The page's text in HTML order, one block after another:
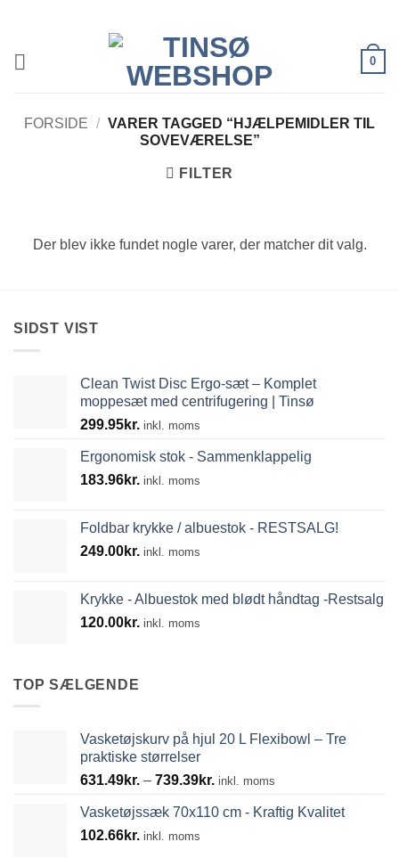
indhold
0
FORSIDE / VARER TAGGED “HJÆLPEMIDLER TIL
SOVEVÆRELSE”
FILTER
Der blev ikke fundet nogle varer, der matcher dit valg.
SIDST VIST
Clean Twist Disc Ergo-sæt – Komplet
moppesæt med centrifugering | Tinsø
299.95kr. inkl. moms
Ergonomisk stok - Sammenklappelig
183.96kr. inkl. moms
Foldbar krykke / albuestok - RESTSALG!
249.00kr. inkl. moms
Krykke - Albuestok med blødt håndtag -Restsalg
120.00kr. inkl. moms
TOP SÆLGENDE
Vasketøjskurv på hjul 20 L Flexibowl – Tre
praktiske størrelser
631.49kr. – 739.39kr. Prisinterval:
til
inkl. moms
Vasketøjssæk 70x110 cm - Kraftig Kvalitet
102.66kr. inkl. moms